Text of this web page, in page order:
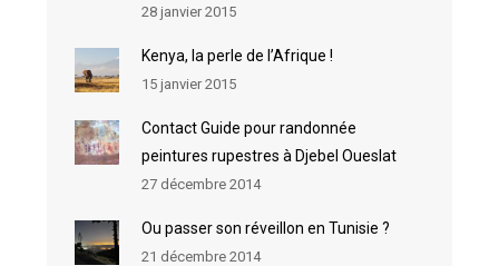
28 janvier 2015
Kenya, la perle de l’Afrique !
15 janvier 2015
Contact Guide pour randonnée
peintures rupestres à Djebel Oueslat
27 décembre 2014
Ou passer son réveillon en Tunisie ?
21 décembre 2014